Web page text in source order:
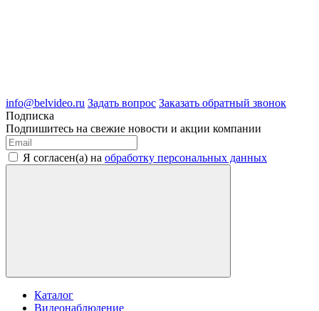
info@belvideo.ru Задать вопрос Заказать обратный звонок
Подписка
Подпишитесь на свежие новости и акции компании
Я согласен(а) на обработку персональных данных
Каталог
Видеонаблюдение